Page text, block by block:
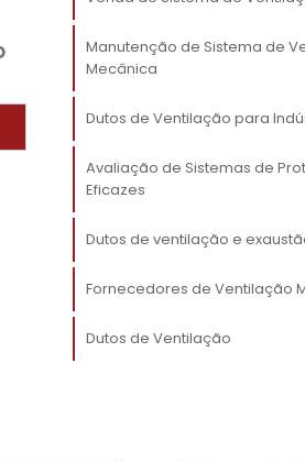
Manutenção de Sistema de
Mecânica
Dutos de Ventilação para
Avaliação de Sistemas de
Eficazes
Dutos de ventilação e
Fornecedores de Ventilação
Dutos de Ventilação